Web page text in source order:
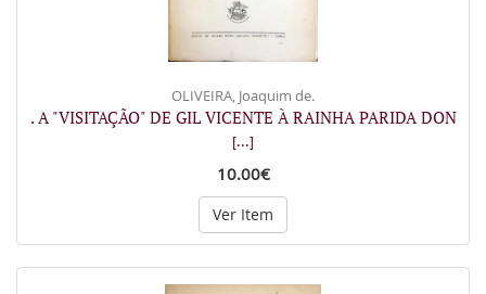
OLIVEIRA, Joaquim de.
. A "VISITAÇÃO" DE GIL VICENTE À RAINHA PARIDA DON
[...]
10.00€
Ver Item